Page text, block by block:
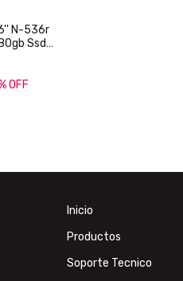
N-536r
Ssd
OFF
Inicio
Productos
Soporte Tecnico